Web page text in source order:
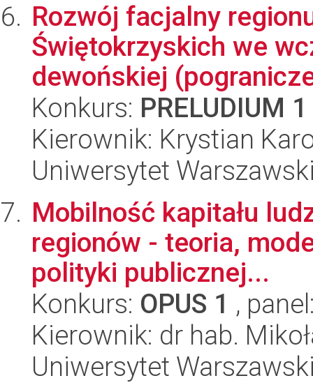
Rozwój facjalny
Świętokrzyskich we
dewońskiej
Konkurs: PRELUDIUM 1
Kierownik: Krystian
Uniwersytet
Mobilność kapitału
regionów - teoria,
polityki publicznej...
Konkurs: OPUS 1 ,
Kierownik: dr hab.
Uniwersytet